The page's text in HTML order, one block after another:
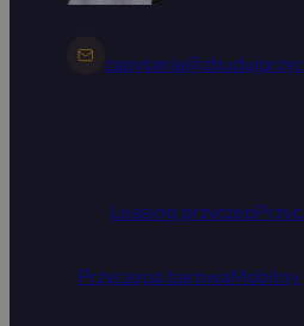
Leasing przyczep
Przyczepa barowaMobilny